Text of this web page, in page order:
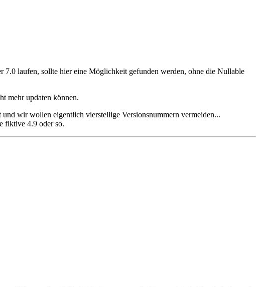
laufen, sollte hier eine Möglichkeit gefunden werden, ohne die Nullable
mehr updaten können.
wir wollen eigentlich vierstellige Versionsnummern vermeiden...
fiktive 4.9 oder so.